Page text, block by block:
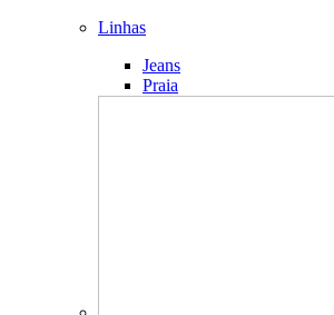
Linhas
Jeans
Praia